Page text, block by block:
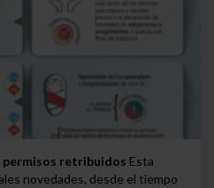
retribuidos Esta
novedades, desde el tiempo